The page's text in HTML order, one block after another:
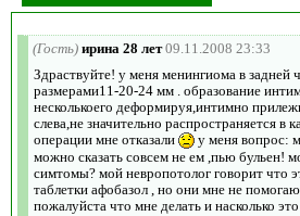
(Гость) ирина 28 лет 09.11.2008 23:33
Здраствуйте! у меня менингиома в задней
размерами11-20-24 мм . образование
несколькоего деформируя,интимно
слева,не значительно распространяется в
операции мне отказали
у меня вопрос:
можно сказать совсем не ем ,пью бульен!
симтомы? мой невропотолог говорит что
таблетки афобазол , но они мне не
пожалуйста что мне делать и насколько